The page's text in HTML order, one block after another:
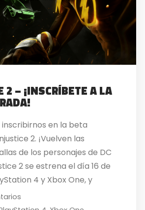
2 – ¡INSCRÍBETE A LA
en la beta
2. ¡Vuelven las
de los personajes de DC
2 se estrena el día 16 de
4 y Xbox One, y
cerrada en ambas
desarrolladores,